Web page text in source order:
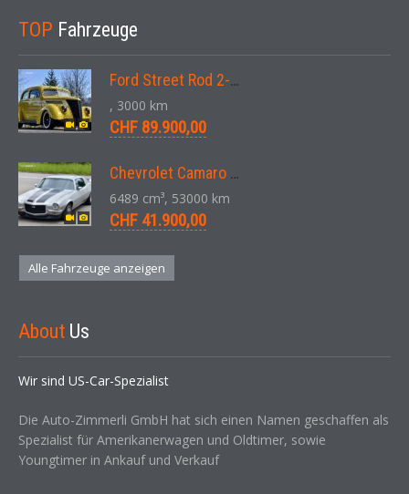
TOP Fahrzeuge
Ford Street Rod 2-Door V8 Aut. 1937
, 3000 km
CHF 89.900,00
Chevrolet Camaro SS 396 LS3 Coupe Aut. 1971
6489 cm³, 53000 km
CHF 41.900,00
Alle Fahrzeuge anzeigen
About Us
Wir sind US-Car-Spezialist
Die Auto-Zimmerli GmbH hat sich einen Namen geschaffen als
Spezialist für Amerikanerwagen und Oldtimer, sowie
Youngtimer in Ankauf und Verkauf